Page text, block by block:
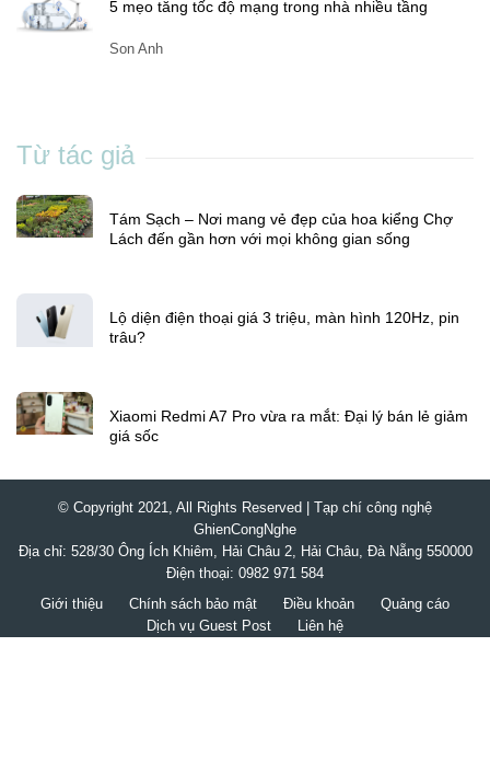
5 mẹo tăng tốc độ mạng trong nhà nhiều tầng
Son Anh
Từ tác giả
Tám Sạch – Nơi mang vẻ đẹp của hoa kiểng Chợ
Lách đến gần hơn với mọi không gian sống
Lộ diện điện thoại giá 3 triệu, màn hình 120Hz, pin
trâu?
Xiaomi Redmi A7 Pro vừa ra mắt: Đại lý bán lẻ giảm
giá sốc
© Copyright 2021, All Rights Reserved | Tạp chí công nghệ
GhienCongNghe
Địa chỉ: 528/30 Ông Ích Khiêm, Hải Châu 2, Hải Châu, Đà Nẵng 550000
Điện thoại: 0982 971 584
Giới thiệu
Chính sách bảo mật Điều khoản
Quảng cáo
Dịch vụ Guest Post
Liên hệ